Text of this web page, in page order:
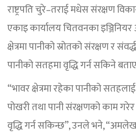
राष्ट्रपति चुरे–तराई मधेस संरक्षण
एकाइ कार्यालय चितवनका
क्षेत्रमा पानीको स्रोतको संरक्षण र
पानीको सतहमा वृद्धि गर्न सकिने
“भावर क्षेत्रमा रहेका पानीको
पोखरी तथा पानी संरक्षणको काम
वृद्धि गर्न सकिन्छ”, उनले भने,